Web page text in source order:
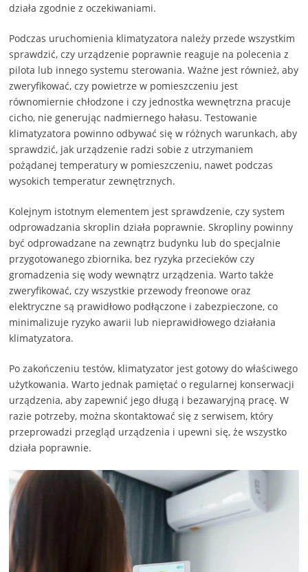
działa zgodnie z oczekiwaniami.
Podczas uruchomienia klimatyzatora należy przede wszystkim
sprawdzić, czy urządzenie poprawnie reaguje na polecenia z
pilota lub innego systemu sterowania. Ważne jest również, aby
zweryfikować, czy powietrze w pomieszczeniu jest
równomiernie chłodzone i czy jednostka wewnętrzna pracuje
cicho, nie generując nadmiernego hałasu. Testowanie
klimatyzatora powinno odbywać się w różnych warunkach, aby
sprawdzić, jak urządzenie radzi sobie z utrzymaniem
pożądanej temperatury w pomieszczeniu, nawet podczas
wysokich temperatur zewnętrznych.
Kolejnym istotnym elementem jest sprawdzenie, czy system
odprowadzania skroplin działa poprawnie. Skropliny powinny
być odprowadzane na zewnątrz budynku lub do specjalnie
przygotowanego zbiornika, bez ryzyka przecieków czy
gromadzenia się wody wewnątrz urządzenia. Warto także
zweryfikować, czy wszystkie przewody freonowe oraz
elektryczne są prawidłowo podłączone i zabezpieczone, co
minimalizuje ryzyko awarii lub nieprawidłowego działania
klimatyzatora.
Po zakończeniu testów, klimatyzator jest gotowy do właściwego
użytkowania. Warto jednak pamiętać o regularnej konserwacji
urządzenia, aby zapewnić jego długą i bezawaryjną pracę. W
razie potrzeby, można skontaktować się z serwisem, który
przeprowadzi przegląd urządzenia i upewni się, że wszystko
działa poprawnie.